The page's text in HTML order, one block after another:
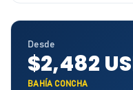
Desde
$2,482
BAHÍA CONCHA